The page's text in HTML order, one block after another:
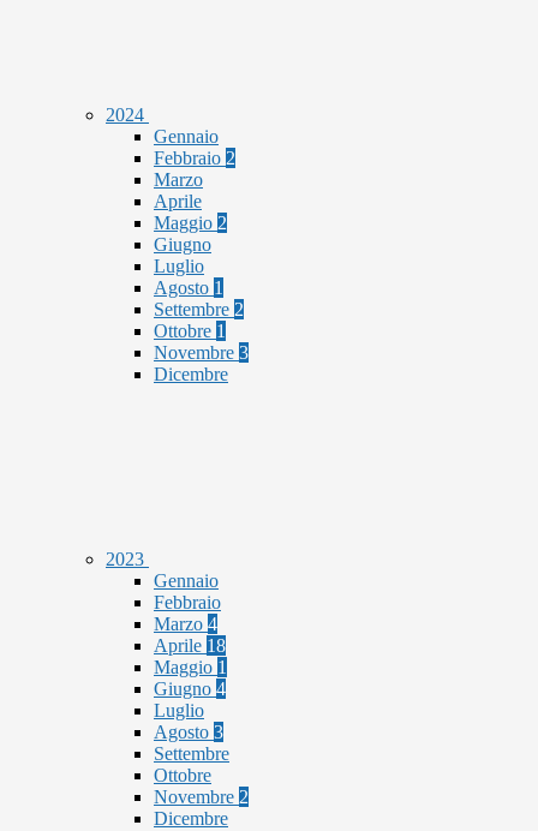
2024
Gennaio
Febbraio 2
Marzo
Aprile
Maggio 2
Giugno
Luglio
Agosto 1
Settembre 2
Ottobre 1
Novembre 3
Dicembre
2023
Gennaio
Febbraio
Marzo 4
Aprile 18
Maggio 1
Giugno 4
Luglio
Agosto 3
Settembre
Ottobre
Novembre 2
Dicembre